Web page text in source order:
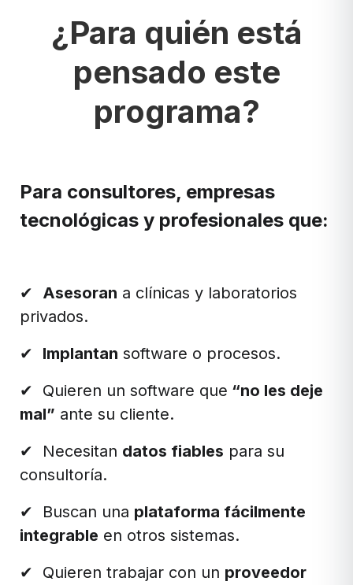
¿Para quién está
pensado este
programa?
Para consultores, empresas
tecnológicas y profesionales que:
✔ Asesoran a clínicas y laboratorios
privados.
✔ Implantan software o procesos.
✔ Quieren un software que “no les deje
mal” ante su cliente.
✔ Necesitan datos fiables para su
consultoría.
✔ Buscan una plataforma fácilmente
integrable en otros sistemas.
✔ Quieren trabajar con un proveedor